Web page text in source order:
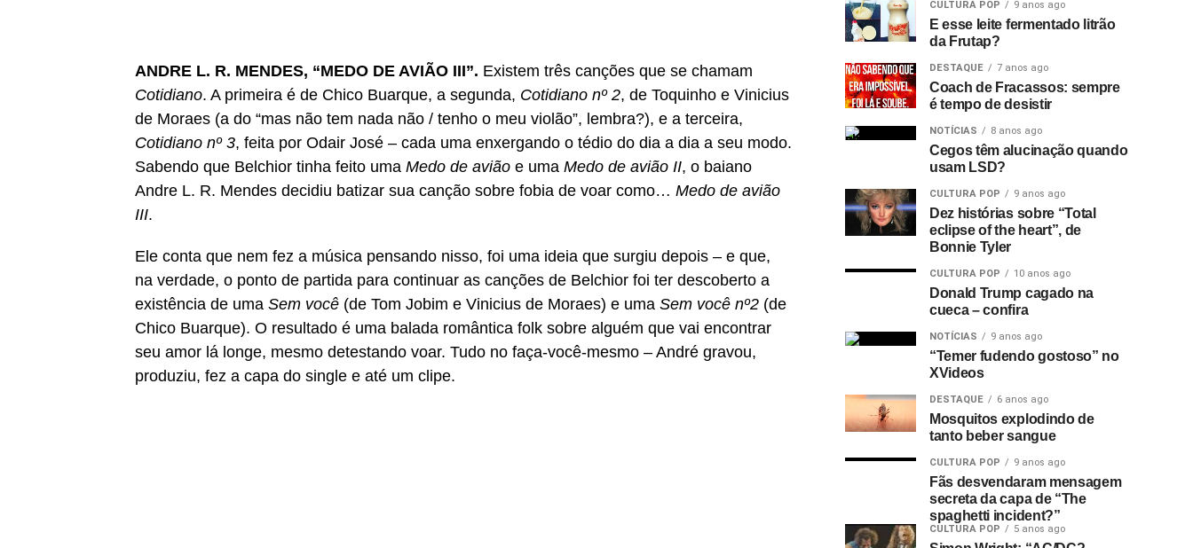
ANDRE L. R. MENDES, “MEDO DE AVIÃO III”. Existem três canções que se chamam
Cotidiano. A primeira é de Chico Buarque, a segunda, Cotidiano nº 2, de Toquinho e Vinicius
de Moraes (a do “mas não tem nada não / tenho o meu violão”, lembra?), e a terceira,
Cotidiano nº 3, feita por Odair José – cada uma enxergando o tédio do dia a dia a seu modo.
Sabendo que Belchior tinha feito uma Medo de avião e uma Medo de avião II, o baiano
Andre L. R. Mendes decidiu batizar sua canção sobre fobia de voar como… Medo de avião
III.
Ele conta que nem fez a música pensando nisso, foi uma ideia que surgiu depois – e que,
na verdade, o ponto de partida para continuar as canções de Belchior foi ter descoberto a
existência de uma Sem você (de Tom Jobim e Vinicius de Moraes) e uma Sem você nº2 (de
Chico Buarque). O resultado é uma balada romântica folk sobre alguém que vai encontrar
seu amor lá longe, mesmo detestando voar. Tudo no faça-você-mesmo – André gravou,
produziu, fez a capa do single e até um clipe.
CULTURA POP 9 anos ago
E esse leite fermentado litrão
da Frutap?
DESTAQUE 7 anos ago
Coach de Fracassos: sempre
é tempo de desistir
NOTÍCIAS 8 anos ago
Cegos têm alucinação quando
usam LSD?
CULTURA POP 9 anos ago
Dez histórias sobre “Total
eclipse of the heart”, de
Bonnie Tyler
CULTURA POP 10 anos ago
Donald Trump cagado na
cueca – confira
NOTÍCIAS 9 anos ago
“Temer fudendo gostoso” no
XVideos
DESTAQUE 6 anos ago
Mosquitos explodindo de
tanto beber sangue
CULTURA POP 9 anos ago
Fãs desvendaram mensagem
secreta da capa de “The
spaghetti incident?”
CULTURA POP 5 anos ago